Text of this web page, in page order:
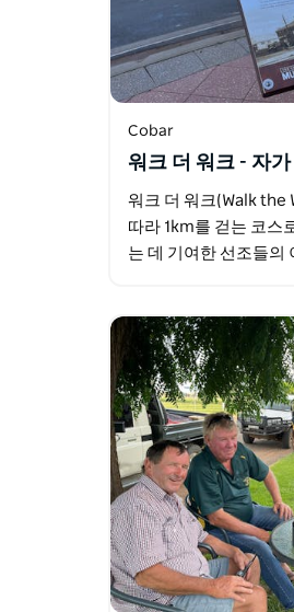
Cobar
워크 더 워크 - 자가
워크 더 워크(Walk the
따라 1km를 걷는 코스
는 데 기여한 선조들의